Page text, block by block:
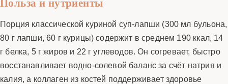
Польза и нутриенты
Порция классической куриной суп-лапши (300 мл бульона,
80 г лапши, 60 г курицы) содержит в среднем 190 ккал, 14
г белка, 5 г жиров и 22 г углеводов. Он согревает, быстро
восстанавливает водно-солевой баланс за счёт натрия и
калия, а коллаген из костей поддерживает здоровье